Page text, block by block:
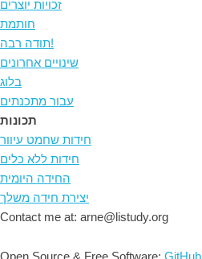
זכויות יוצרים
חותמת
תודה רבה!
שינויים אחרונים
בלוג
עבור מתכנתים
תכונות
חידות שחמט עיוור
חידות ללא כלים
החידה היומית
יצירת חידה משלך
Contact me at: arne@listudy.org
Open Source & Free Software: GitHub